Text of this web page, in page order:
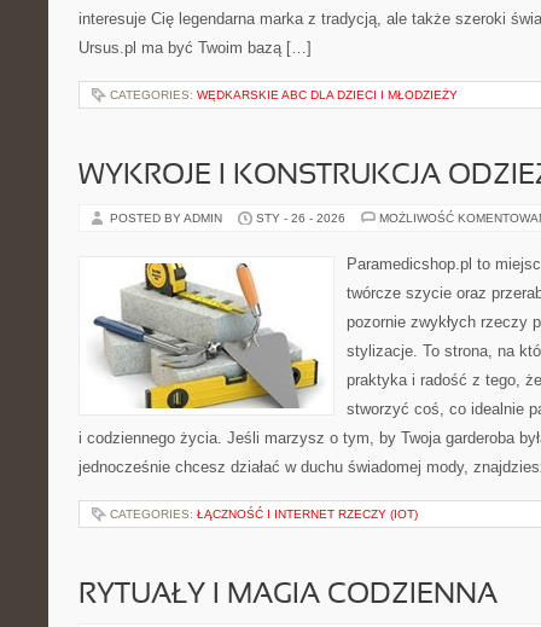
interesuje Cię legendarna marka z tradycją, ale także szeroki
Ursus.pl ma być Twoim bazą […]
CATEGORIES: WĘDKARSKIE ABC DLA DZIECI I MŁODZIEŻY
WYKROJE I KONSTRUKCJA
POSTED BY ADMIN STY - 26 - 2026 MOŻLIWOŚĆ
Paramedicshop.pl to
twórcze szycie oraz
pozornie zwykłych rzeczy
stylizacje. To strona, na
praktyka i radość z tego,
stworzyć coś, co idealnie
i codziennego życia. Jeśli marzysz o tym, by Twoja garderoba
jednocześnie chcesz działać w duchu świadomej mody,
CATEGORIES: ŁĄCZNOŚĆ I INTERNET RZECZY (IOT)
RYTUAŁY I MAGIA CODZIENNA